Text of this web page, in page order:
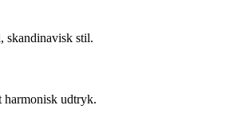
skandinavisk stil.
harmonisk udtryk.